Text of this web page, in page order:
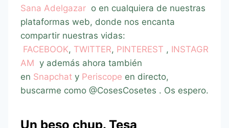
Sana Adelgazar o en cualquiera de nuestras
plataformas web, donde nos encanta
compartir nuestras vidas:
FACEBOOK, TWITTER, PINTEREST , INSTAGR
AM y además ahora también
en Snapchat y Periscope en directo,
buscarme como @CosesCosetes . Os espero.
Un beso chup. Tesa